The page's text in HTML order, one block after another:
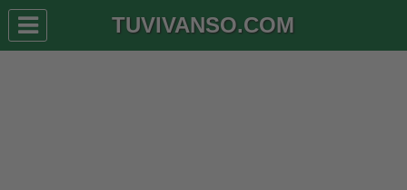
TUVIVANSO.COM